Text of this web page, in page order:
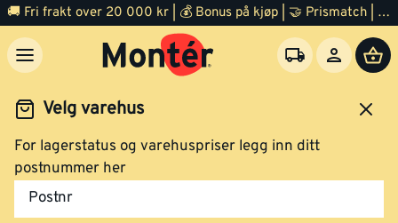
🚚 Fri frakt over 20 000 kr | 💰 Bonus på kjøp | 🤝 Prismatch | ⭐ 100% fornøyd garanti | 🏪 140 byggevarehus
Velg varehus
For lagerstatus og varehuspriser legg inn ditt
postnummer her
Postnr
Jernvare Oppheng, lukkere og kroker